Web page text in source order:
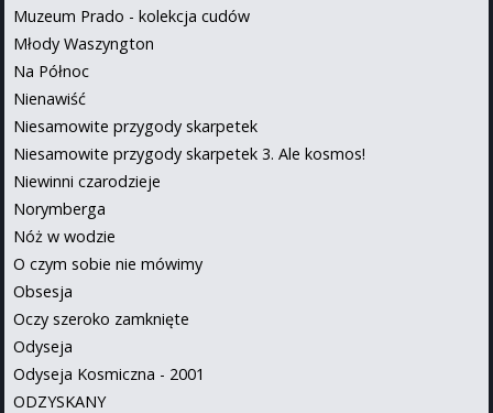
Muzeum Prado - kolekcja cudów
Młody Waszyngton
Na Północ
Nienawiść
Niesamowite przygody skarpetek
Niesamowite przygody skarpetek 3. Ale kosmos!
Niewinni czarodzieje
Norymberga
Nóż w wodzie
O czym sobie nie mówimy
Obsesja
Oczy szeroko zamknięte
Odyseja
Odyseja Kosmiczna - 2001
ODZYSKANY